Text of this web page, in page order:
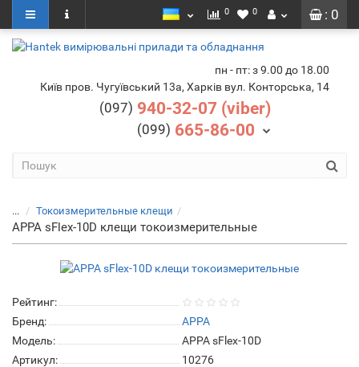
: 0
0 0
пн - пт: з 9.00 до 18.00
Київ пров. Чугуївський 13а, Харків вул. Конторська, 14
(097) 940-32-07 (viber)
(099) 665-86-00
... Токоизмерительные клещи
APPA sFlex-10D клещи токоизмерительные
Рейтинг:
Бренд:
APPA
Модель:
APPA sFlex-10D
Артикул:
10276